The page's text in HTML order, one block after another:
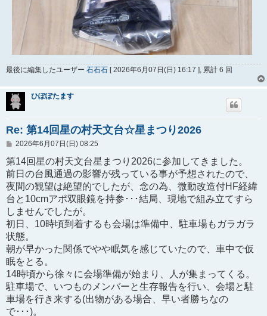
最後に編集したユーザー 石石石 [ 2026年6月07日(日) 16:17 ], 累計 6 回
ひぽぽたます
Re: 第14回星の村天文台☆星まつり2026
投
記
事
2026年6月07日(日) 08:25
第14回星の村天文台星まつり2026に参加してきました。
前日の台風通過の影響が残っている事が予想されたので、
夜間の観望は絶望的でしたが、念の為、微動改造付HF経緯
台と10cmアポ双眼鏡を持参･･･結局、現地で組み立てすら
しませんでしたが。
初日、10時頃到着するも会場は準備中、駐車場もガラガラ
状態。
朝が早かった関係でやや眠気を感じていたので、車中で仮
眠をとる。
14時頃から徐々に会場準備が始まり、人が集まってくる。
駐車場で、いつものメンバーと生存報告を行い、会場と駐
車場を行き来する(出物がある場合、早い者勝ちなの
で･･･)。